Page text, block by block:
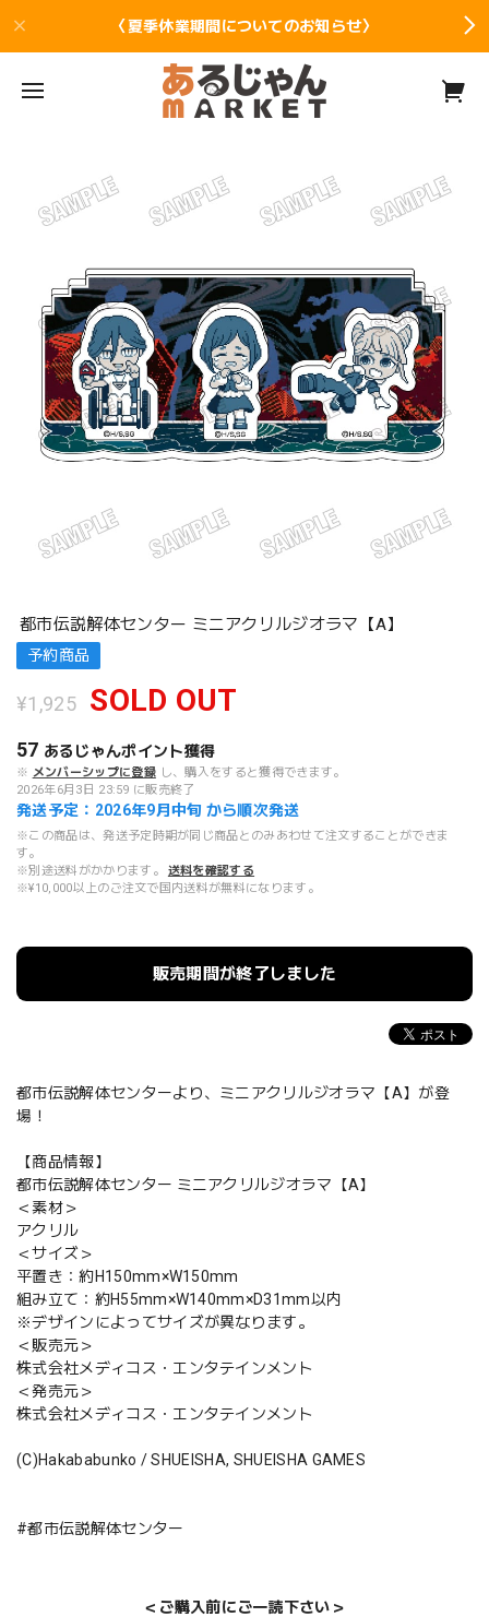
〈夏季休業期間についてのお知らせ〉
都市伝説解体センター ミニアクリルジオラマ【A】
予約商品
¥1,925 SOLD OUT
57 あるじゃんポイント獲得
※ メンバーシップに登録 し、購入をすると獲得できます。
2026年6月3日 23:59 に販売終了
発送予定：2026年9月中旬 から順次発送
※この商品は、発送予定時期が同じ商品とのみあわせて注文することができま
す。
※別途送料がかかります。
送料を確認する
※¥10,000以上のご注文で国内送料が無料になります。
販売期間が終了しました
都市伝説解体センターより、ミニアクリルジオラマ【A】が登
場！
【商品情報】
都市伝説解体センター ミニアクリルジオラマ【A】
＜素材＞
アクリル
＜サイズ＞
平置き：約H150mm×W150mm
組み立て：約H55mm×W140mm×D31mm以内
※デザインによってサイズが異なります。
＜販売元＞
株式会社メディコス・エンタテインメント
＜発売元＞
株式会社メディコス・エンタテインメント
(C)Hakababunko / SHUEISHA, SHUEISHA GAMES
#都市伝説解体センター
＜ご購入前にご一読下さい＞